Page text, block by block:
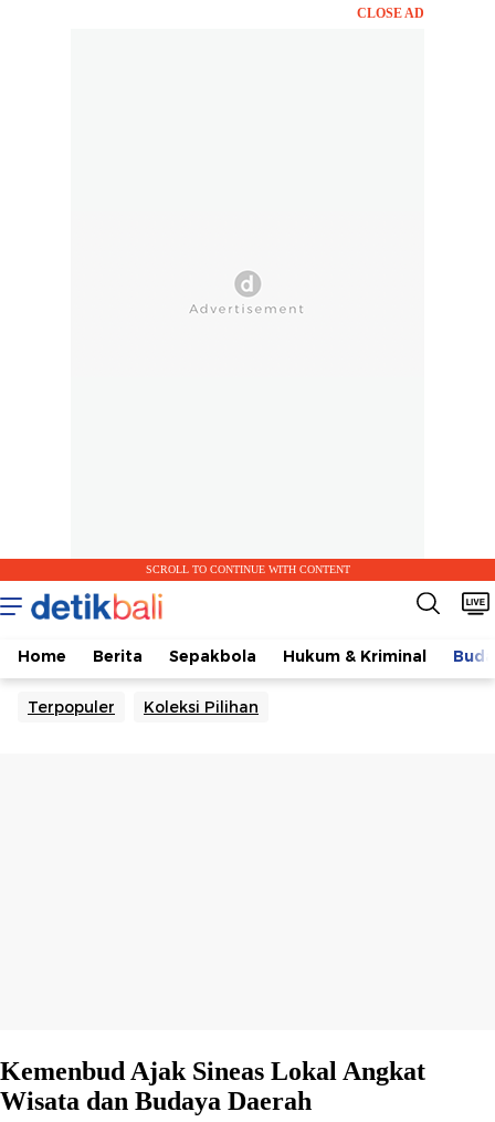
CLOSE AD
SCROLL TO CONTINUE WITH CONTENT
Home Berita Sepakbola Hukum & Kriminal
Terpopuler Koleksi Pilihan
Kemenbud Ajak Sineas Lokal Angkat
Wisata dan Budaya Daerah